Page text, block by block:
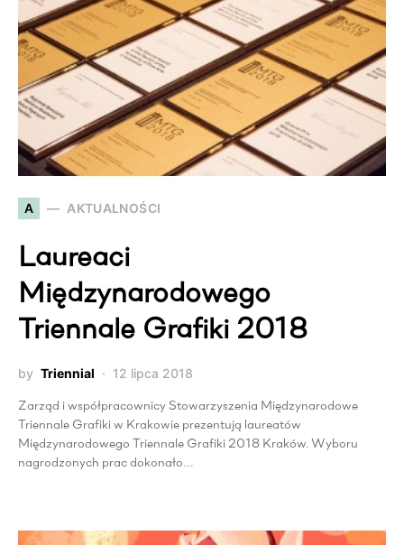
A AKTUALNOŚCI
Laureaci
Międzynarodowego
Triennale Grafiki 2018
by Triennial 12 lipca 2018
Zarząd i współpracownicy Stowarzyszenia Międzynarodowe
Triennale Grafiki w Krakowie prezentują laureatów
Międzynarodowego Triennale Grafiki 2018 Kraków. Wyboru
nagrodzonych prac dokonało…